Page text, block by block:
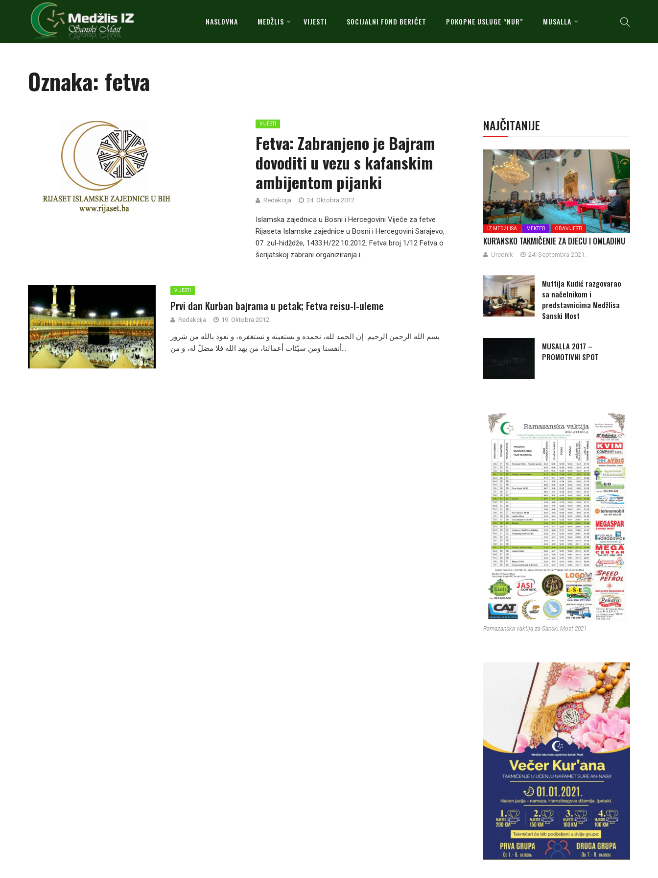
NASLOVNA MEDŽLIS VIJESTI SOCIJALNI FOND BERIĆET POKOPNE USLUGE “NUR” MUSALLA
Oznaka: fetva
VIJESTI
Fetva: Zabranjeno je Bajram
dovoditi u vezu s kafanskim
ambijentom pijanki
Redakcija 24. Oktobra 2012.
Islamska zajednica u Bosni i Hercegovini Vijeće za fetve
Rijaseta Islamske zajednice u Bosni i Hercegovini Sarajevo,
07. zul-hidždže, 1433.H/22.10.2012. Fetva broj 1/12 Fetva o
šerijatskoj zabrani organiziranja i...
VIJESTI
Prvi dan Kurban bajrama u petak; Fetva reisu-l-uleme
Redakcija 19. Oktobra 2012.
بسم الله الرحمن الرحيم إن الحمد لله، نحمده و نستعينه و نستغفره، و نعوذ بالله من شرور
أنفسنا ومن سيّئات أعمالنا، من يهد الله فلا مضلّ له، و من...
NAJČITANIJE
IZ MEDŽLISA MEKTEB OBAVIJESTI
KUR'ANSKO TAKMIČENJE ZA DJECU I OMLADINU
Urednik 24. Septembra 2021.
Muftija Kudić razgovarao
sa načelnikom i
predstavnicima Medžlisa
Sanski Most
MUSALLA 2017 –
PROMOTIVNI SPOT
Ramazanska vaktija za Sanski Most 2021